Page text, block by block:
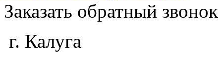
Заказать обратный звонок
г. Калуга